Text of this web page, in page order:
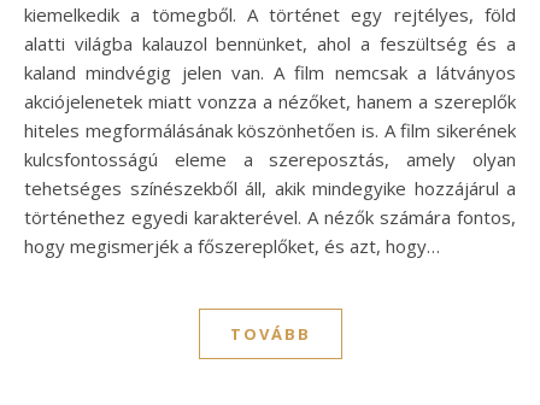
kiemelkedik a tömegből. A történet egy rejtélyes, föld
alatti világba kalauzol bennünket, ahol a feszültség és a
kaland mindvégig jelen van. A film nemcsak a látványos
akciójelenetek miatt vonzza a nézőket, hanem a szereplők
hiteles megformálásának köszönhetően is. A film sikerének
kulcsfontosságú eleme a szereposztás, amely olyan
tehetséges színészekből áll, akik mindegyike hozzájárul a
történethez egyedi karakterével. A nézők számára fontos,
hogy megismerjék a főszereplőket, és azt, hogy…
TOVÁBB